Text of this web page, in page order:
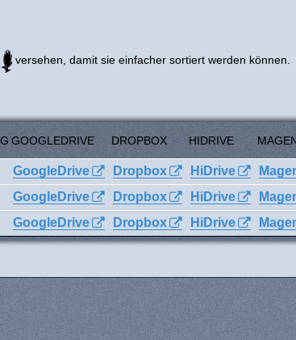
versehen, damit sie einfacher sortiert werden können.
GOOGLEDRIVE DROPBOX HIDRIVE
GoogleDrive Dropbox HiDrive
GoogleDrive Dropbox HiDrive
GoogleDrive Dropbox HiDrive